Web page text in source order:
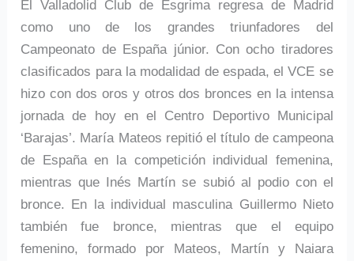
El Valladolid Club de Esgrima regresa de Madrid
como uno de los grandes triunfadores del
Campeonato de España júnior. Con ocho tiradores
clasificados para la modalidad de espada, el VCE se
hizo con dos oros y otros dos bronces en la intensa
jornada de hoy en el Centro Deportivo Municipal
‘Barajas’. María Mateos repitió el título de campeona
de España en la competición individual femenina,
mientras que Inés Martín se subió al podio con el
bronce. En la individual masculina Guillermo Nieto
también fue bronce, mientras que el equipo
femenino, formado por Mateos, Martín y Naiara